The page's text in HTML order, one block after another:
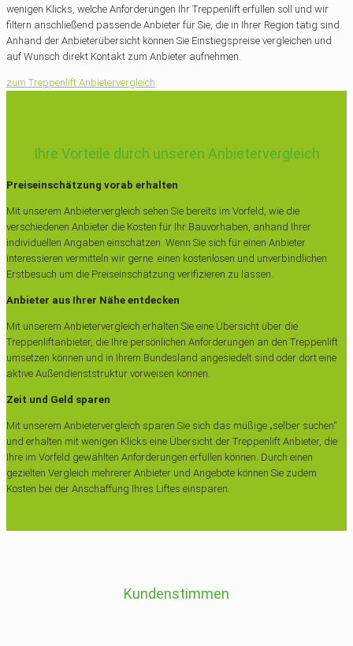
wenigen Klicks, welche Anforderungen Ihr Treppenlift erfüllen soll und wir
filtern anschließend passende Anbieter für Sie, die in Ihrer Region tätig sind.
Anhand der Anbieterübersicht können Sie Einstiegspreise vergleichen und
auf Wunsch direkt Kontakt zum Anbieter aufnehmen.
zum Treppenlift Anbietervergleich
Ihre Vorteile durch unseren Anbietervergleich
Preiseinschätzung vorab erhalten
Mit unserem Anbietervergleich sehen Sie bereits im Vorfeld, wie die
verschiedenen Anbieter die Kosten für Ihr Bauvorhaben, anhand Ihrer
individuellen Angaben einschätzen. Wenn Sie sich für einen Anbieter
interessieren vermitteln wir gerne einen kostenlosen und unverbindlichen
Erstbesuch um die Preiseinschätzung verifizieren zu lassen.
Anbieter aus Ihrer Nähe entdecken
Mit unserem Anbietervergleich erhalten Sie eine Übersicht über die
Treppenliftanbieter, die Ihre persönlichen Anforderungen an den Treppenlift
umsetzen können und in Ihrem Bundesland angesiedelt sind oder dort eine
aktive Außendienststruktur vorweisen können.
Zeit und Geld sparen
Mit unserem Anbietervergleich sparen Sie sich das müßige „selber suchen“
und erhalten mit wenigen Klicks eine Übersicht der Treppenlift Anbieter, die
Ihre im Vorfeld gewählten Anforderungen erfüllen können. Durch einen
gezielten Vergleich mehrerer Anbieter und Angebote können Sie zudem
Kosten bei der Anschaffung Ihres Liftes einsparen.
Kundenstimmen